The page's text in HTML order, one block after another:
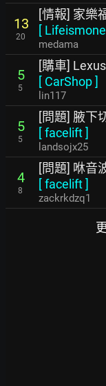
13
20
[情報] 家樂
[
medama
5
5
[購車]
[ CarShop]
lin117
5
5
[問題] 腋下
[facelift]
landsojx25
4
8
[問題] 咻音
[facelift]
zackrkdzq1